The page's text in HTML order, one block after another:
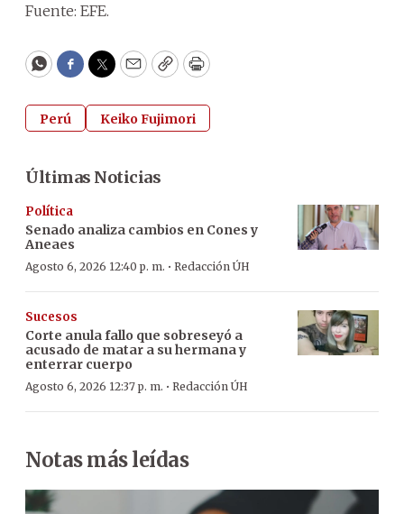
Fuente: EFE.
WhatsApp
Facebook
Twitter
EmailCopyPrint
Perú Keiko Fujimori
Últimas Noticias
Política
Senado analiza cambios en Cones y
Aneaes
Agosto 6, 2026 12:40 p. m. · Redacción ÚH
Sucesos
Corte anula fallo que sobreseyó a
acusado de matar a su hermana y
enterrar cuerpo
Agosto 6, 2026 12:37 p. m. · Redacción ÚH
Notas más leídas